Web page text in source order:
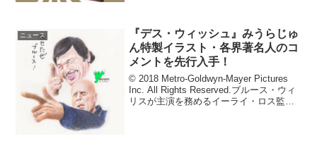
つティザービジュアルが公開となった。
まさかの実写化！伝説の...
ニュース
『デス・ウィッシュ』みうらじゅ
ん特製イラスト・各界著名人のコ
メントを先行入手！
© 2018 Metro-Goldwyn-Mayer Pictures
Inc. All Rights Reserved.ブルース・ウィ
リスが主演を務めるイーライ・ロス監督